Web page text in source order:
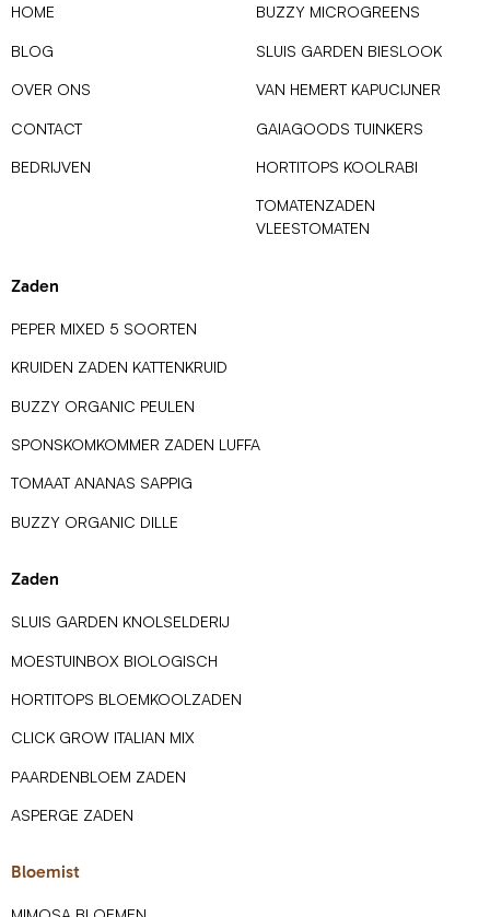
HOME
BLOG
OVER ONS
CONTACT
BEDRIJVEN
BUZZY MICROGREENS
SLUIS GARDEN BIESLOOK
VAN HEMERT KAPUCIJNER
GAIAGOODS TUINKERS
HORTITOPS KOOLRABI
TOMATENZADEN
VLEESTOMATEN
Zaden
PEPER MIXED 5 SOORTEN
KRUIDEN ZADEN KATTENKRUID
BUZZY ORGANIC PEULEN
SPONSKOMKOMMER ZADEN LUFFA
TOMAAT ANANAS SAPPIG
BUZZY ORGANIC DILLE
Zaden
SLUIS GARDEN KNOLSELDERIJ
MOESTUINBOX BIOLOGISCH
HORTITOPS BLOEMKOOLZADEN
CLICK GROW ITALIAN MIX
PAARDENBLOEM ZADEN
ASPERGE ZADEN
Bloemist